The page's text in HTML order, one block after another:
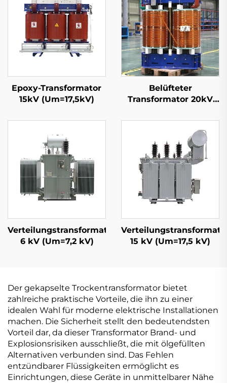
Epoxy-Transformator
15kV (Um=17,5kV)
Belüfteter
Transformator 20kV
Verteilungstransformator
6 kV (Um=7,2 kV)
15 kV (Um=17,5 kV)
Der gekapselte Trockentransformator bietet
zahlreiche praktische Vorteile, die ihn zu einer
idealen Wahl für moderne elektrische Installationen
machen. Die Sicherheit stellt den bedeutendsten
Vorteil dar, da dieser Transformator Brand- und
Explosionsrisiken ausschließt, die mit ölgefüllten
Alternativen verbunden sind. Das Fehlen
entzündbarer Flüssigkeiten ermöglicht es
Einrichtungen, diese Geräte in unmittelbarer Nähe